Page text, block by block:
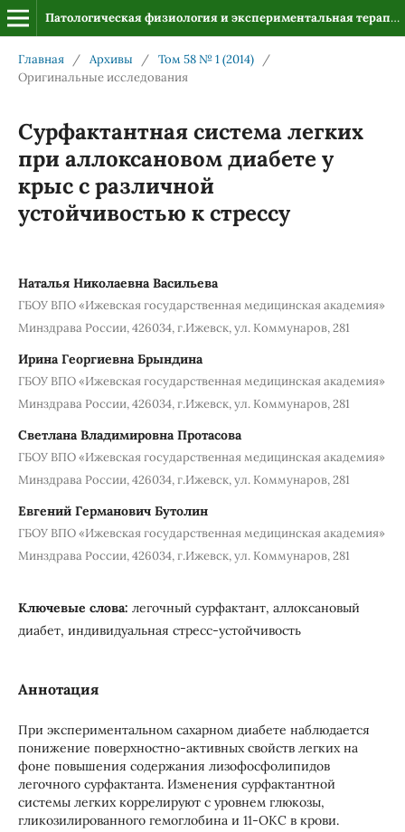
Патологическая физиология и экспериментальная терапия
Главная / Архивы / Том 58 № 1 (2014)
/
Оригинальные исследования
Сурфактантная система легких
при аллоксановом диабете у
крыс с различной
устойчивостью к стрессу
Наталья Николаевна Васильева
ГБОУ ВПО «Ижевская государственная медицинская академия»
Минздрава России, 426034, г.Ижевск, ул. Коммунаров, 281
Ирина Георгиевна Брындина
ГБОУ ВПО «Ижевская государственная медицинская академия»
Минздрава России, 426034, г.Ижевск, ул. Коммунаров, 281
Светлана Владимировна Протасова
ГБОУ ВПО «Ижевская государственная медицинская академия»
Минздрава России, 426034, г.Ижевск, ул. Коммунаров, 281
Евгений Германович Бутолин
ГБОУ ВПО «Ижевская государственная медицинская академия»
Минздрава России, 426034, г.Ижевск, ул. Коммунаров, 281
Ключевые слова: легочный сурфактант, аллоксановый
диабет, индивидуальная стресс-устойчивость
Аннотация
При экспериментальном сахарном диабете наблюдается
понижение поверхностно-активных свойств легких на
фоне повышения содержания лизофосфолипидов
легочного сурфактанта. Изменения сурфактантной
системы легких коррелируют с уровнем глюкозы,
гликозилированного гемоглобина и 11-ОКС в крови.